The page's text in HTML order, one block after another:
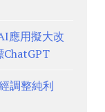
應用擬大改
調整純利